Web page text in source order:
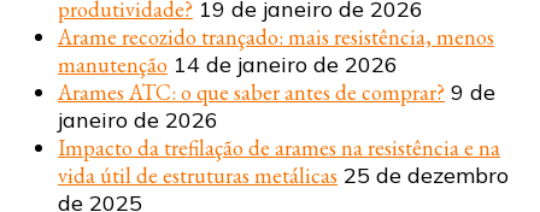
produtividade? 19 de janeiro de 2026
Arame recozido trançado: mais resistência, menos
manutenção 14 de janeiro de 2026
Arames ATC: o que saber antes de comprar? 9 de
janeiro de 2026
Impacto da trefilação de arames na resistência e na
vida útil de estruturas metálicas 25 de dezembro
de 2025